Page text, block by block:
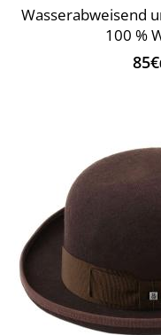
Wasserabweisend
100 %
85€